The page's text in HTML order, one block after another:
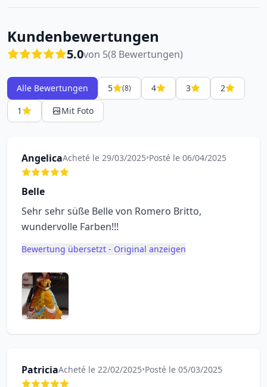
Kundenbewertungen
5.0von 5(8 Bewertungen)
Alle Bewertungen 5 (8) 4 3
2
1
Mit Foto
AngelicaAcheté le 29/03/2025•Posté le 06/04/2025
Belle
Sehr sehr süße Belle von Romero Britto,
wundervolle Farben!!!
Bewertung übersetzt - Original anzeigen
PatriciaAcheté le 22/02/2025•Posté le 05/03/2025